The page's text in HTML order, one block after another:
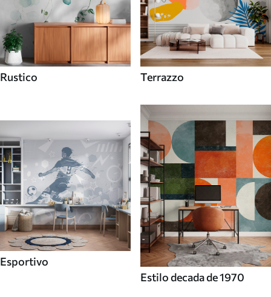
Rustico Terrazzo
Esportivo
Estilo decada de 1970